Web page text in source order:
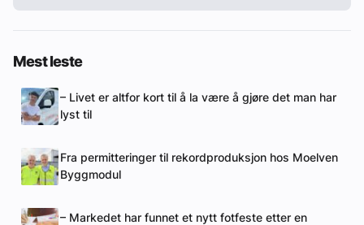
Mest leste
– Livet er altfor kort til å la være å gjøre det man har
lyst til
Fra permitteringer til rekordproduksjon hos Moelven
Byggmodul
– Markedet har funnet et nytt fotfeste etter en